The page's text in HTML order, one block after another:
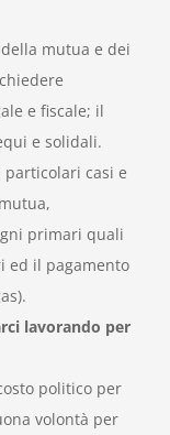
mutua e dei
e fiscale; il
e solidali.
particolari casi e
primari quali
ed il pagamento
lavorando per
politico per
volontà per